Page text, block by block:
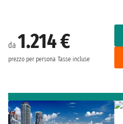
da 1.214 €
prezzo per persona Tasse incluse